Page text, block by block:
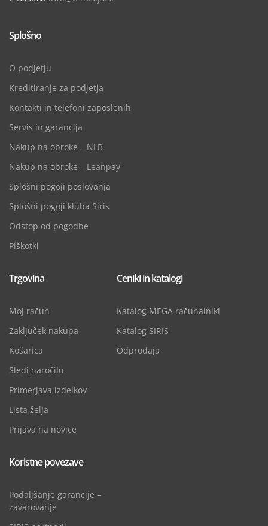
Splošno
O podjetju
Kreditiranje za podjetja
Kontakti in telefoni zaposlenih
Servis in garancija
Nakup na obroke – NLB
Nakup na obroke – Leanpay
Splošni pogoji poslovanja
Splošni pogoji kluba Siris
Odstop od pogodbe
Piškotki
Trgovina
Moj račun
Zaključek nakupa
Košarica
Sledi naročilu
Primerjava izdelkov
Lista želja
Prijava na novice
Ceniki in katalogi
Katalog MEGA računalniki
Katalog SIRIS
Odprodaja
Koristne povezave
Podaljšanje garancije –
zavarovanje